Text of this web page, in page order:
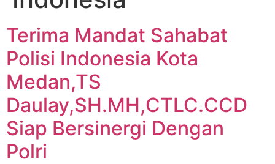
Terima Mandat Sahabat
Polisi Indonesia Kota
Medan,TS
Daulay,SH.MH,CTLC.CCD
Siap Bersinergi Dengan
Polri